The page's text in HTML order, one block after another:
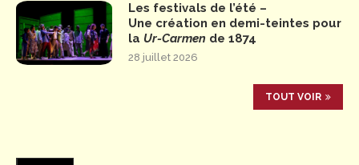
Les festivals de l’été –
Une création en demi-teintes pour
la Ur-Carmen de 1874
28 juillet 2026
TOUT VOIR